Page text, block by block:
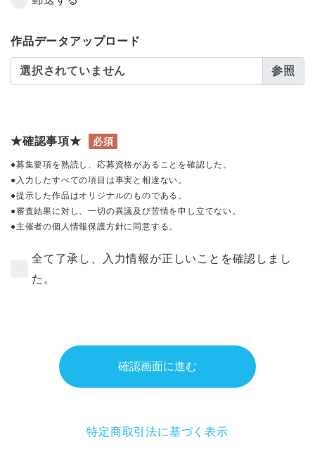
作品データアップロード
選択されていません
★確認事項★ 必須
●募集要項を熟読し、応募資格があることを確認した。
●入力したすべての項目は事実と相違ない。
●提示した作品はオリジナルのものである。
●審査結果に対し、一切の異議及び苦情を申し立てない。
●主催者の個人情報保護方針に同意する。
全て了承し、入力情報が正しいことを確認しまし
た。
確認画面に進む
特定商取引法に基づく表示